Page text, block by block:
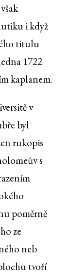
i když
titulu
1722
kaplanem.
v
byl
rukopis
s
poměrně
ze
neb
tvoří